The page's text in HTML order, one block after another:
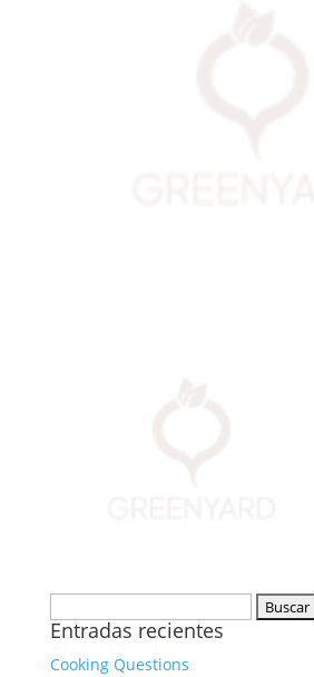
Entradas recientes
Cooking Questions